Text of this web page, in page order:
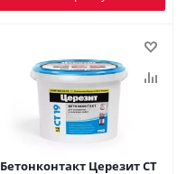
Бетонконтакт Церезит CT